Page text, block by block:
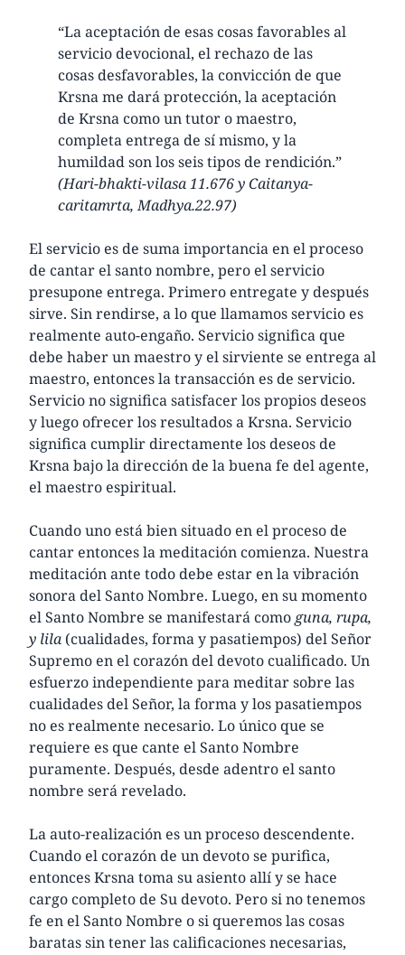
“La aceptación de esas cosas favorables al
servicio devocional, el rechazo de las
cosas desfavorables, la convicción de que
Krsna me dará protección, la aceptación
de Krsna como un tutor o maestro,
completa entrega de sí mismo, y la
humildad son los seis tipos de rendición.”
(Hari-bhakti-vilasa 11.676 y Caitanya-
caritamrta, Madhya.22.97)
El servicio es de suma importancia en el proceso
de cantar el santo nombre, pero el servicio
presupone entrega. Primero entregate y después
sirve. Sin rendirse, a lo que llamamos servicio es
realmente auto-engaño. Servicio significa que
debe haber un maestro y el sirviente se entrega al
maestro, entonces la transacción es de servicio.
Servicio no significa satisfacer los propios deseos
y luego ofrecer los resultados a Krsna. Servicio
significa cumplir directamente los deseos de
Krsna bajo la dirección de la buena fe del agente,
el maestro espiritual.
Cuando uno está bien situado en el proceso de
cantar entonces la meditación comienza. Nuestra
meditación ante todo debe estar en la vibración
sonora del Santo Nombre. Luego, en su momento
el Santo Nombre se manifestará como guna, rupa,
y lila (cualidades, forma y pasatiempos) del Señor
Supremo en el corazón del devoto cualificado. Un
esfuerzo independiente para meditar sobre las
cualidades del Señor, la forma y los pasatiempos
no es realmente necesario. Lo único que se
requiere es que cante el Santo Nombre
puramente. Después, desde adentro el santo
nombre será revelado.
La auto-realización es un proceso descendente.
Cuando el corazón de un devoto se purifica,
entonces Krsna toma su asiento allí y se hace
cargo completo de Su devoto. Pero si no tenemos
fe en el Santo Nombre o si queremos las cosas
baratas sin tener las calificaciones necesarias,